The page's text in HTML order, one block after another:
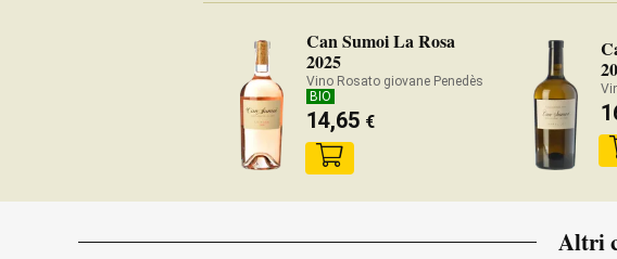
Can Sumoi La Rosa
2025
Vino Rosato giovane Penedès
BIO
14,65 €
Altri